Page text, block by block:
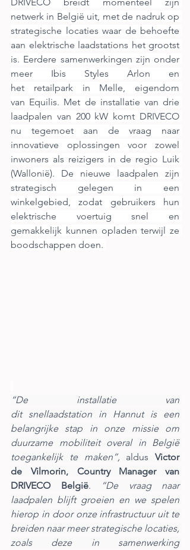
netwerk in België uit, met de nadruk op
strategische locaties waar de behoefte
aan elektrische laadstations het grootst
is. Eerdere samenwerkingen zijn onder
meer Ibis Styles Arlon en
het retailpark in Melle, eigendom
van Equilis. Met de installatie van drie
laadpalen van 200 kW komt DRIVECO
nu tegemoet aan de vraag naar
innovatieve oplossingen voor zowel
inwoners als reizigers in de regio Luik
(Wallonië). De nieuwe laadpalen zijn
strategisch gelegen in een
winkelgebied, zodat gebruikers hun
elektrische voertuig snel en
gemakkelijk kunnen opladen terwijl ze
boodschappen doen.
“De installatie van
dit snellaadstation in Hannut is een
belangrijke stap in onze missie om
duurzame mobiliteit overal in België
toegankelijk te maken”, aldus Victor
de Vilmorin, Country Manager van
DRIVECO België.
“De vraag naar
laadpalen blijft groeien en we spelen
hierop in door onze infrastructuur uit te
breiden naar meer strategische locaties,
zoals deze in samenwerking